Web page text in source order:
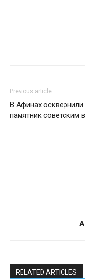
Previous article
В Афинах осквернили
памятник советским
RELATED ARTICLES